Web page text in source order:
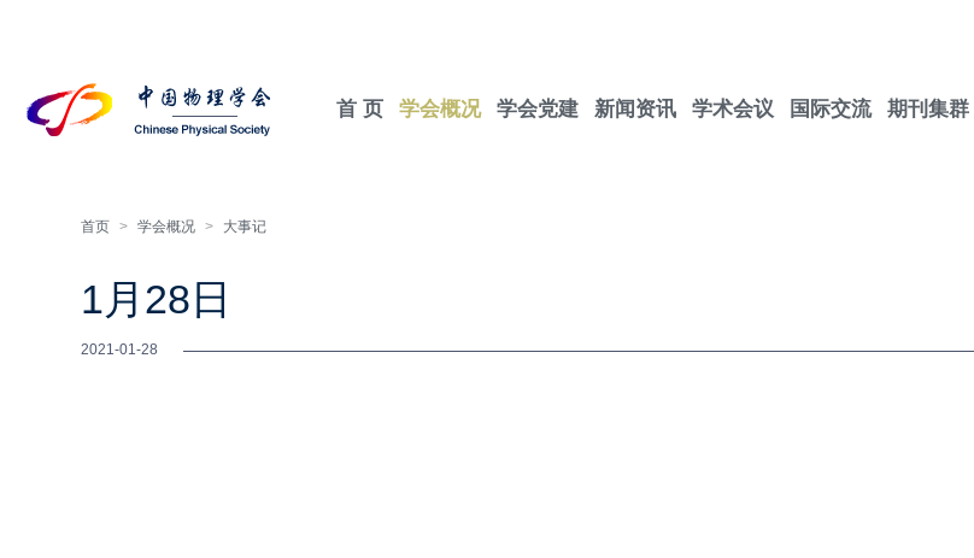
首 页 学会概况 学会党建 新闻资讯 学术会议 国际交流 期刊集群
首页 > 学会概况 > 大事记
1月28日
2021-01-28